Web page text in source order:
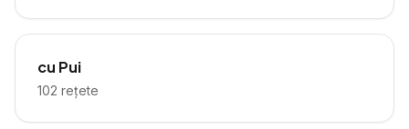
cu Pui
102 rețete